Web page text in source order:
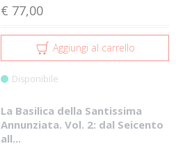
€ 77,00
Aggiungi al carrello
Disponibile
La Basilica della Santissima
Annunziata. Vol. 2: dal Seicento
all...